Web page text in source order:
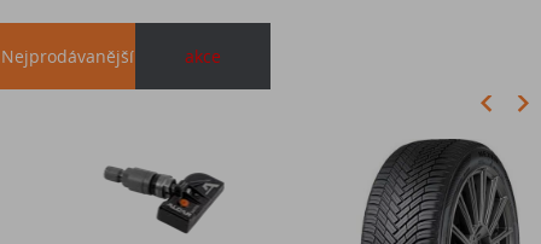
Nejprodávanější akce